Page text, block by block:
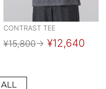
CONTRAST TEE
¥15,800→ ¥12,640